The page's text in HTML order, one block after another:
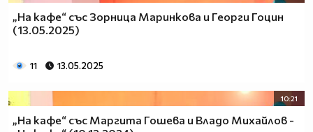
„На кафе“ със Зорница Маринкова и Георги Гоцин
(13.05.2025)
11 13.05.2025
10:21
„На кафе“ със Маргита Гошева и Владо Михайлов -